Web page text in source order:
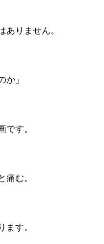
りません。
か」
す。
痛む。
ます。